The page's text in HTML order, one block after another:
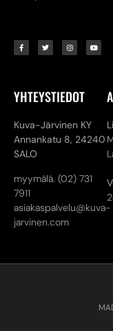
YHTEYSTIEDOT
Kuva-Järvinen KY
Annankatu 8, 24240
SALO
myymälä. (02) 731
7911
asiakaspalvelu@kuva-
jarvinen.com